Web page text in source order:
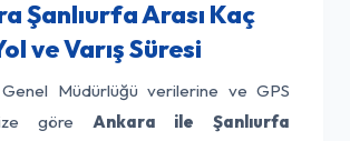
Şanlıurfa Arası Kaç
ve Varış Süresi
Genel Müdürlüğü verilerine ve GPS
göre Ankara ile Şanlıurfa